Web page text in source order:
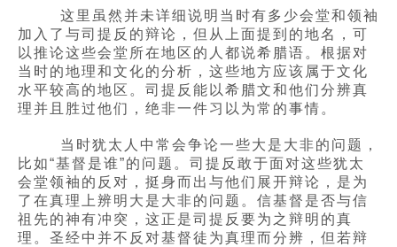
这里虽然并未详细说明当时有多少会堂和领袖
加入了与司提反的辩论，但从上面提到的地名，可
以推论这些会堂所在地区的人都说希腊语。根据对
当时的地理和文化的分析，这些地方应该属于文化
水平较高的地区。司提反能以希腊文和他们分辨真
理并且胜过他们，绝非一件习以为常的事情。
当时犹太人中常会争论一些大是大非的问题，
比如“基督是谁”的问题。司提反敢于面对这些犹太
会堂领袖的反对，挺身而出与他们展开辩论，是为
了在真理上辨明大是大非的问题。信基督是否与信
祖先的神有冲突，这正是司提反要为之辩明的真
理。圣经中并不反对基督徒为真理而分辨，但若辩